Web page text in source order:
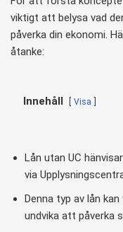
viktigt att belysa vad
påverka din ekonomi.
åtanke:
Innehåll Visa
Lån utan UC
via
Denna typ av lån
undvika att påverka